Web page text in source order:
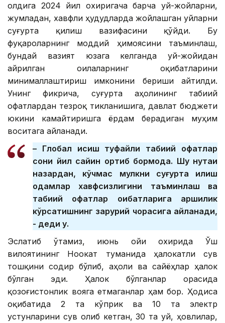
олдига 2024 йил охиригача барча уй-жойларни,
жумладан, хавфли ҳудудларда жойлашган уйларни
суғурта қилиш вазифасини қўйди. Бу
фуқароларнинг моддий ҳимоясини таъминлаш,
бундай вазият юзага келганда уй-жойидан
айрилган оилаларнинг оқибатларини
минималлаштириш имконини бериши айтилди.
Унинг фикрича, суғурта аҳолининг табиий
офатлардан тезроқ тикланишига, давлат бюджети
юкини камайтиришга ёрдам берадиган муҳим
воситага айланади.
– Глобал исиш туфайли табиий офатлар
сони йил сайин ортиб бормоқда. Шу нуқтаи
назардан, кўчмас мулкни суғурта қилиш
одамлар хавфсизлигини таъминлаш ва
табиий офатлар оқибатларига қаршилик
кўрсатишнинг зарурий чорасига айланади,
- деди у.
Эслатиб ўтамиз, июнь ойи охирида Ўш
вилоятининг Ноокат туманида ҳалокатли сув
тошқини содир бўлиб, аҳоли ва сайёҳлар ҳалок
бўлган эди. Ҳалок бўлганлар орасида
қозоғистонлик вояга етмаганлар ҳам бор. Ҳодиса
оқибатида 2 та кўприк ва 10 та электр
устунларини сув олиб кетган, 30 та уй, ҳовлилар,